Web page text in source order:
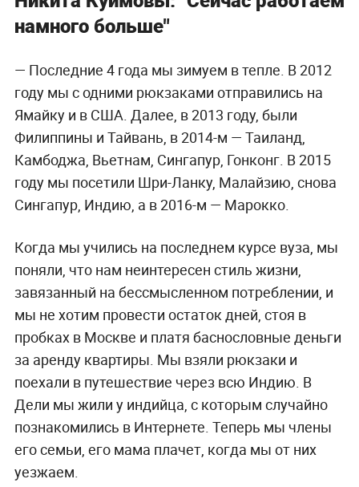
намного больше"
— Последние 4 года мы зимуем в тепле. В 2012
году мы с одними рюкзаками отправились на
Ямайку и в США. Далее, в 2013 году, были
Филиппины и Тайвань, в 2014-м — Таиланд,
Камбоджа, Вьетнам, Сингапур, Гонконг. В 2015
году мы посетили Шри-Ланку, Малайзию, снова
Сингапур, Индию, а в 2016-м — Марокко.
Когда мы учились на последнем курсе вуза, мы
поняли, что нам неинтересен стиль жизни,
завязанный на бессмысленном потреблении, и
мы не хотим провести остаток дней, стоя в
пробках в Москве и платя баснословные деньги
за аренду квартиры. Мы взяли рюкзаки и
поехали в путешествие через всю Индию. В
Дели мы жили у индийца, с которым случайно
познакомились в Интернете. Теперь мы члены
его семьи, его мама плачет, когда мы от них
уезжаем.